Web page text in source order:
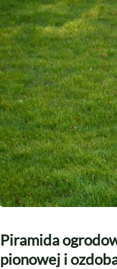
Piramida
pionowej i